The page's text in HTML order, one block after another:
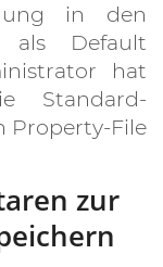
in den
als Default
hat
Standard-
Property-File
zur